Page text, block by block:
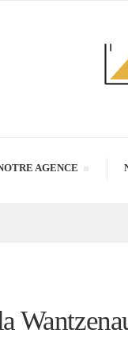
AGENCE